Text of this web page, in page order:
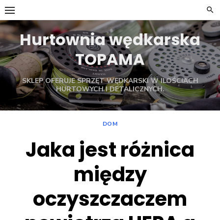
Skip
to
contentHurtownia wędkarska
TOPAMA
SKLEP OFERUJE SPRZĘT WĘDKARSKI W ILOŚCIACH
HURTOWYCH I DETALICZNYCH.
DOM
Jaka jest różnica
między
oczyszczaczem